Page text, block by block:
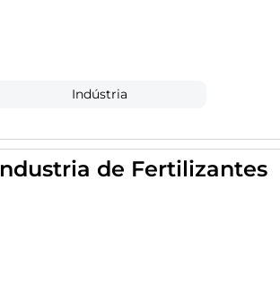
Indústria
de Fertilizantes